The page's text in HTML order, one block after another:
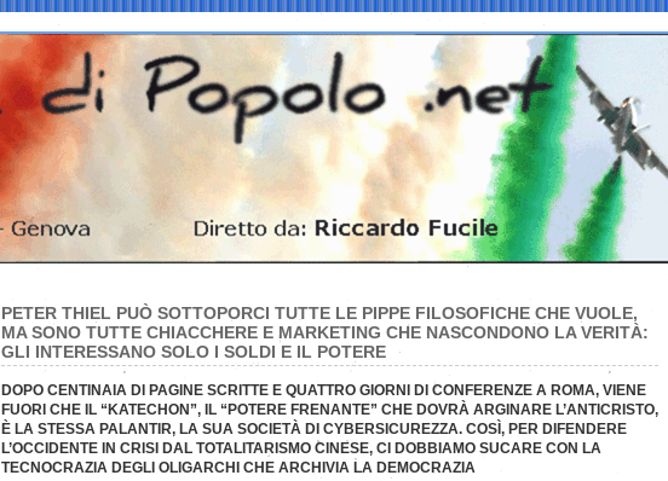
PETER THIEL PUÒ SOTTOPORCI TUTTE LE PIPPE FILOSOFICHE CHE VUOLE,
MA SONO TUTTE CHIACCHERE E MARKETING CHE NASCONDONO LA VERITÀ:
GLI INTERESSANO SOLO I SOLDI E IL POTERE
DOPO CENTINAIA DI PAGINE SCRITTE E QUATTRO GIORNI DI CONFERENZE A ROMA, VIENE
FUORI CHE IL “KATECHON”, IL “POTERE FRENANTE” CHE DOVRÀ ARGINARE L’ANTICRISTO,
È LA STESSA PALANTIR, LA SUA SOCIETÀ DI CYBERSICUREZZA. COSÌ, PER DIFENDERE
L’OCCIDENTE IN CRISI DAL TOTALITARISMO CINESE, CI DOBBIAMO SUCARE CON LA
TECNOCRAZIA DEGLI OLIGARCHI CHE ARCHIVIA LA DEMOCRAZIA